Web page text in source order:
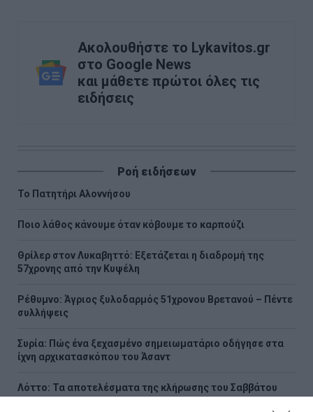
Ακολουθήστε το Lykavitos.gr
στο Google News
και μάθετε πρώτοι όλες τις
ειδήσεις
Ροή ειδήσεων
Το Πατητήρι Αλοννήσου
Ποιο λάθος κάνουμε όταν κόβουμε το καρπούζι
Θρίλερ στον Λυκαβηττό: Εξετάζεται η διαδρομή της
57χρονης από την Κυψέλη
Ρέθυμνο: Άγριος ξυλοδαρμός 51χρονου Βρετανού – Πέντε
συλλήψεις
Συρία: Πώς ένα ξεχασμένο σημειωματάριο οδήγησε στα
ίχνη αρχικατασκόπου του Άσαντ
Λόττο: Τα αποτελέσματα της κλήρωσης του Σαββάτου